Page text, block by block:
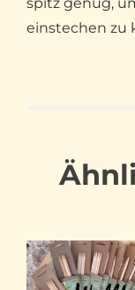
einstechen zu